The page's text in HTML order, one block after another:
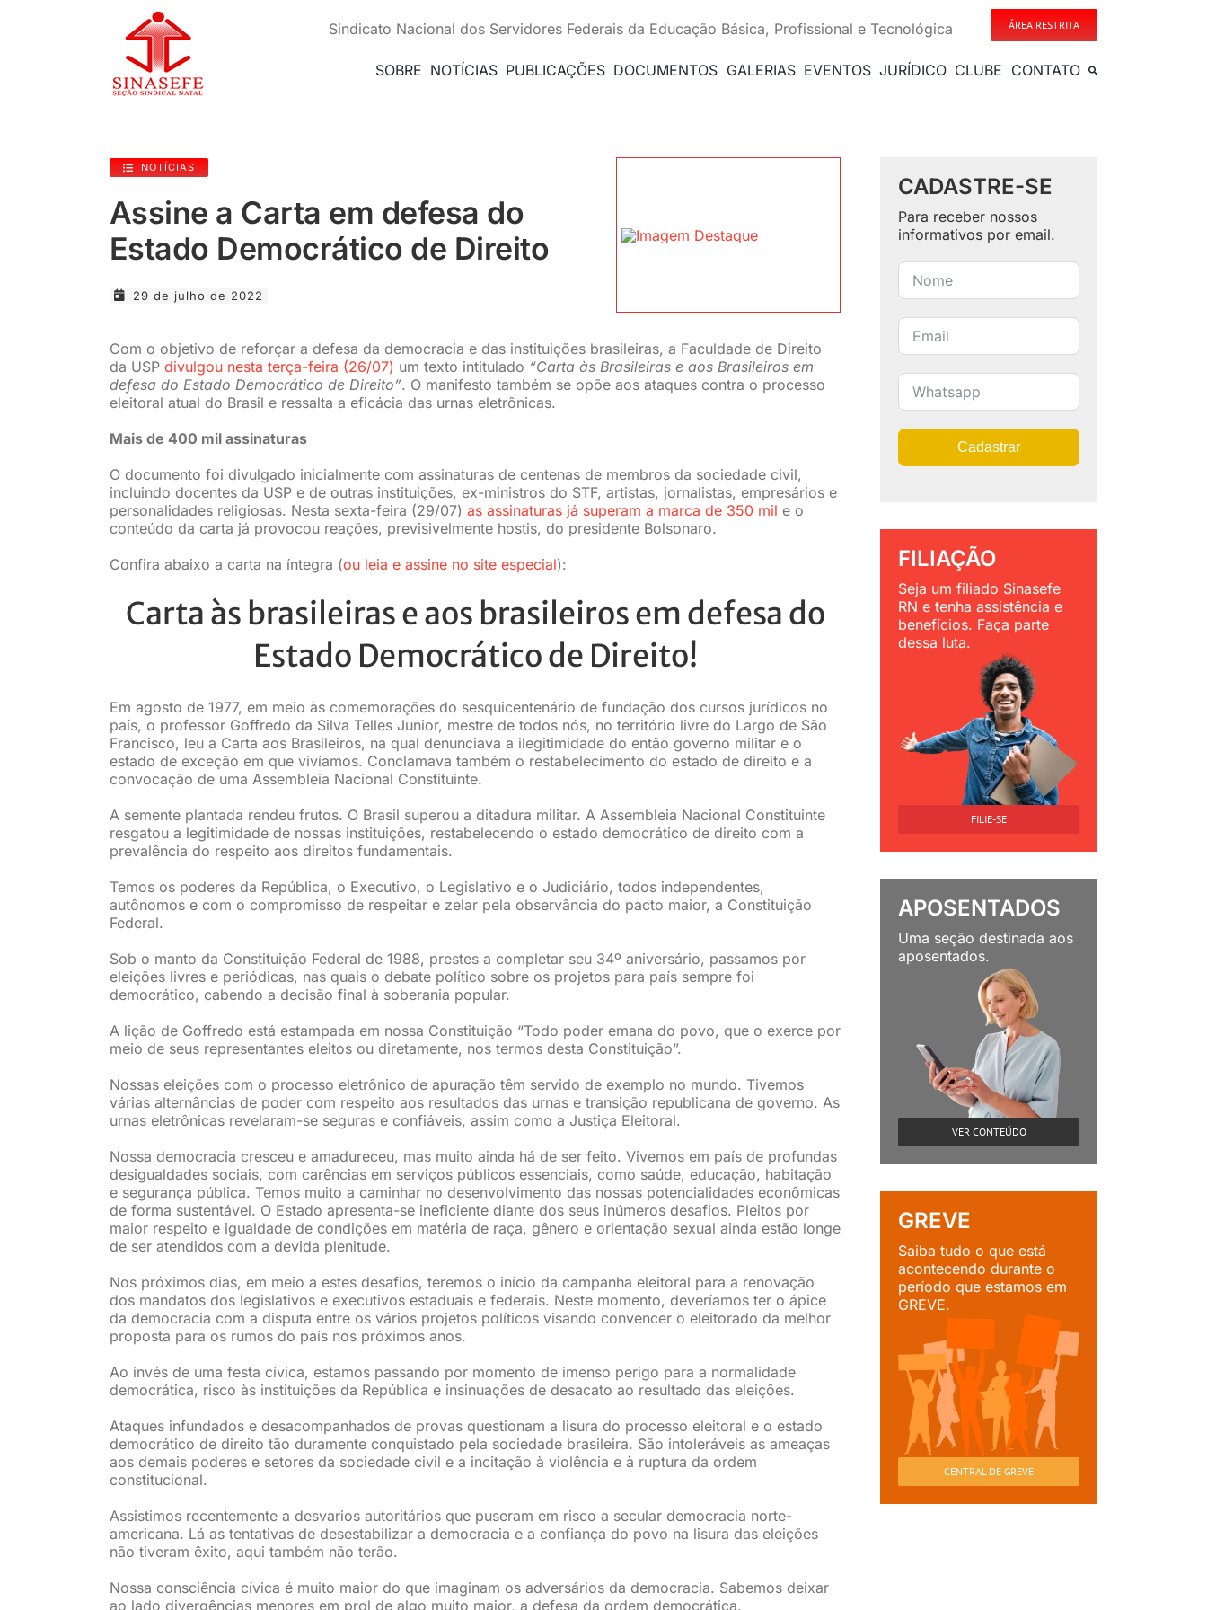
Sindicato Nacional dos Servidores Federais da Educação Básica, Profissional e Tecnológica ÁREA RESTRITA
SOBRE NOTÍCIAS PUBLICAÇÕES DOCUMENTOS GALERIAS EVENTOS JURÍDICO CLUBE CONTATO
NOTÍCIAS
Assine a Carta em defesa do
Estado Democrático de Direito
29 de julho de 2022
Com o objetivo de reforçar a defesa da democracia e das instituições brasileiras, a Faculdade de Direito
da USP divulgou nesta terça-feira (26/07) um texto intitulado “Carta às Brasileiras e aos Brasileiros em
defesa do Estado Democrático de Direito”. O manifesto também se opõe aos ataques contra o processo
eleitoral atual do Brasil e ressalta a eficácia das urnas eletrônicas.
Mais de 400 mil assinaturas
O documento foi divulgado inicialmente com assinaturas de centenas de membros da sociedade civil,
incluindo docentes da USP e de outras instituições, ex-ministros do STF, artistas, jornalistas, empresários e
personalidades religiosas. Nesta sexta-feira (29/07) as assinaturas já superam a marca de 350 mil e o
conteúdo da carta já provocou reações, previsivelmente hostis, do presidente Bolsonaro.
Confira abaixo a carta na íntegra (ou leia e assine no site especial):
Carta às brasileiras e aos brasileiros em defesa do
Estado Democrático de Direito!
Em agosto de 1977, em meio às comemorações do sesquicentenário de fundação dos cursos jurídicos no
país, o professor Goffredo da Silva Telles Junior, mestre de todos nós, no território livre do Largo de São
Francisco, leu a Carta aos Brasileiros, na qual denunciava a ilegitimidade do então governo militar e o
estado de exceção em que vivíamos. Conclamava também o restabelecimento do estado de direito e a
convocação de uma Assembleia Nacional Constituinte.
A semente plantada rendeu frutos. O Brasil superou a ditadura militar. A Assembleia Nacional Constituinte
resgatou a legitimidade de nossas instituições, restabelecendo o estado democrático de direito com a
prevalência do respeito aos direitos fundamentais.
Temos os poderes da República, o Executivo, o Legislativo e o Judiciário, todos independentes,
autônomos e com o compromisso de respeitar e zelar pela observância do pacto maior, a Constituição
Federal.
Sob o manto da Constituição Federal de 1988, prestes a completar seu 34º aniversário, passamos por
eleições livres e periódicas, nas quais o debate político sobre os projetos para país sempre foi
democrático, cabendo a decisão final à soberania popular.
A lição de Goffredo está estampada em nossa Constituição “Todo poder emana do povo, que o exerce por
meio de seus representantes eleitos ou diretamente, nos termos desta Constituição”.
Nossas eleições com o processo eletrônico de apuração têm servido de exemplo no mundo. Tivemos
várias alternâncias de poder com respeito aos resultados das urnas e transição republicana de governo. As
urnas eletrônicas revelaram-se seguras e confiáveis, assim como a Justiça Eleitoral.
Nossa democracia cresceu e amadureceu, mas muito ainda há de ser feito. Vivemos em país de profundas
desigualdades sociais, com carências em serviços públicos essenciais, como saúde, educação, habitação
e segurança pública. Temos muito a caminhar no desenvolvimento das nossas potencialidades econômicas
de forma sustentável. O Estado apresenta-se ineficiente diante dos seus inúmeros desafios. Pleitos por
maior respeito e igualdade de condições em matéria de raça, gênero e orientação sexual ainda estão longe
de ser atendidos com a devida plenitude.
Nos próximos dias, em meio a estes desafios, teremos o início da campanha eleitoral para a renovação
dos mandatos dos legislativos e executivos estaduais e federais. Neste momento, deveríamos ter o ápice
da democracia com a disputa entre os vários projetos políticos visando convencer o eleitorado da melhor
proposta para os rumos do país nos próximos anos.
Ao invés de uma festa cívica, estamos passando por momento de imenso perigo para a normalidade
democrática, risco às instituições da República e insinuações de desacato ao resultado das eleições.
Ataques infundados e desacompanhados de provas questionam a lisura do processo eleitoral e o estado
democrático de direito tão duramente conquistado pela sociedade brasileira. São intoleráveis as ameaças
aos demais poderes e setores da sociedade civil e a incitação à violência e à ruptura da ordem
constitucional.
Assistimos recentemente a desvarios autoritários que puseram em risco a secular democracia norte-
americana. Lá as tentativas de desestabilizar a democracia e a confiança do povo na lisura das eleições
não tiveram êxito, aqui também não terão.
Nossa consciência cívica é muito maior do que imaginam os adversários da democracia. Sabemos deixar
ao lado divergências menores em prol de algo muito maior, a defesa da ordem democrática.
CADASTRE-SE
Para receber nossos
informativos por email.
Cadastrar
FILIAÇÃO
Seja um filiado Sinasefe
RN e tenha assistência e
benefícios. Faça parte
dessa luta.
FILIE-SE
APOSENTADOS
Uma seção destinada aos
aposentados.
VER CONTEÚDO
GREVE
Saiba tudo o que está
acontecendo durante o
período que estamos em
GREVE.
CENTRAL DE GREVE